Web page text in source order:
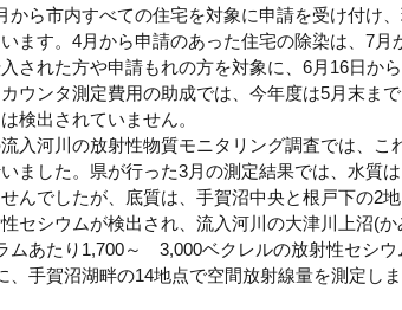
から市内すべての住宅を対象に申請を受け付け
ます。4月から申請のあった住宅の除染は、7
された方や申請もれの方を対象に、6月16日か
ウンタ測定費用の助成では、今年度は5月末ま
検出されていません。
入河川の放射性物質モニタリング調査では、
ました。県が行った3月の測定結果では、水質
んでしたが、底質は、手賀沼中央と根戸下の2
セシウムが検出され、流入河川の大津川上沼(
ムあたり1,700～ 3,000ベクレルの放射性セシウ
、手賀沼湖畔の14地点で空間放射線量を測定しま